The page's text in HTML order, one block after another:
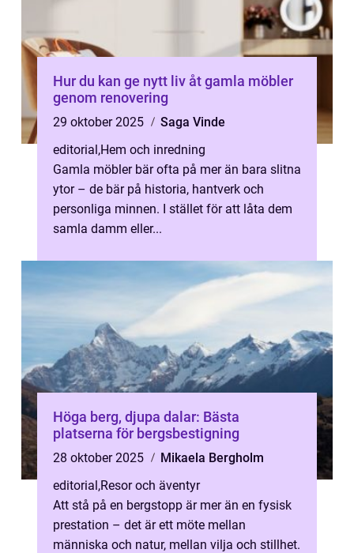
Hur du kan ge nytt liv åt gamla möbler
genom renovering
29 oktober 2025
Saga Vinde
editorial,Hem och inredning
Gamla möbler bär ofta på mer än bara slitna
ytor – de bär på historia, hantverk och
personliga minnen. I stället för att låta dem
samla damm eller...
Höga berg, djupa dalar: Bästa
platserna för bergsbestigning
28 oktober 2025
Mikaela Bergholm
editorial,Resor och äventyr
Att stå på en bergstopp är mer än en fysisk
prestation – det är ett möte mellan
människa och natur, mellan vilja och stillhet.